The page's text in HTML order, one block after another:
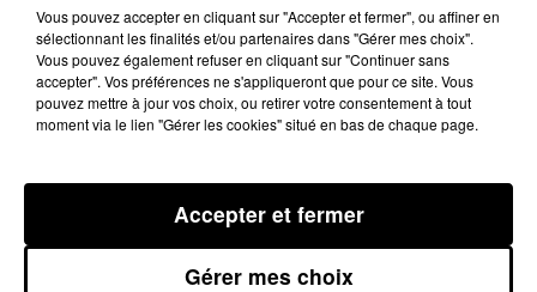
29 août 2025 - 4 min 15 sec
LES INFOS DE L'AUDE DU 29/08/2025 À
07H00
Les infos de l'Aude
Vous pouvez accepter en cliquant sur "Accepter et fermer", ou affiner en
sélectionnant les finalités et/ou partenaires dans "Gérer mes choix".
Vous pouvez également refuser en cliquant sur "Continuer sans
accepter". Vos préférences ne s'appliqueront que pour ce site. Vous
pouvez mettre à jour vos choix, ou retirer votre consentement à tout
moment via le lien "Gérer les cookies" situé en bas de chaque page.
Gérer mes choix
Accepter et fermer